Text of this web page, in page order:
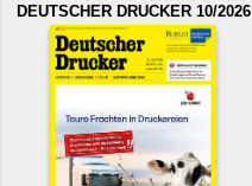
DEUTSCHER DRUCKER 10/2026